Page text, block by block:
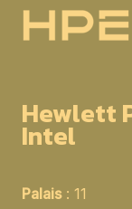
Hewlett
Intel
Palais: 11